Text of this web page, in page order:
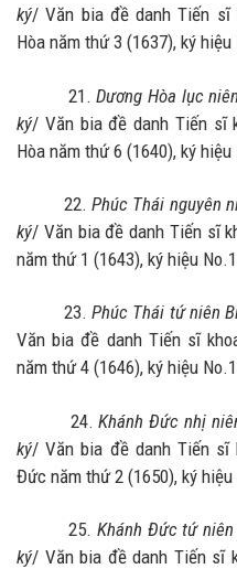
ký/ Văn bia đề danh Tiến sĩ
Hòa năm thứ 3 (1637), ký hiệu
21.Dương Hòa lục
ký/ Văn bia đề danh Tiến sĩ
Hòa năm thứ 6 (1640), ký hiệu
22.Phúc Thái nguyên
ký/ Văn bia đề danh Tiến sĩ
năm thứ 1 (1643), ký hiệu
23. Phúc Thái tứ niên
Văn bia đề danh Tiến sĩ
năm thứ 4 (1646), ký hiệu
24.Khánh Đức nhị
ký/ Văn bia đề danh Tiến sĩ
Đức năm thứ 2 (1650), ký hiệu
25. Khánh Đức tứ
ký/ Văn bia đề danh Tiến sĩ